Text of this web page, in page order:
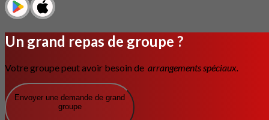
Un grand repas de groupe ?
Votre groupe peut avoir besoin de arrangements spéciaux.
Envoyer une demande de grand
groupe